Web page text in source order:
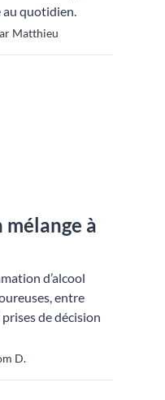
quotidien.
Matthieu
à
d’alcool
entre
de décision
D.